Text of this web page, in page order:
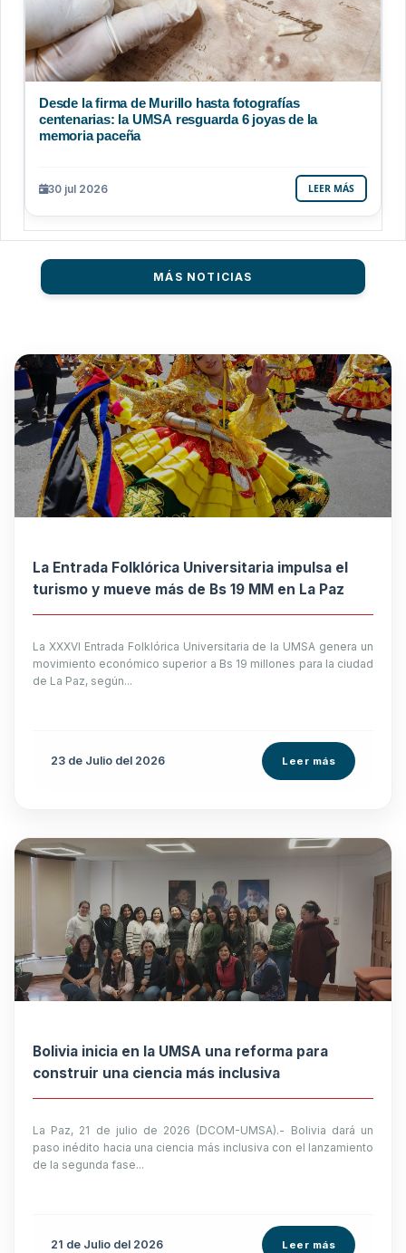
Desde la firma de Murillo hasta fotografías
centenarias: la UMSA resguarda 6 joyas de la
memoria paceña
30 jul 2026 LEER MÁS
MÁS NOTICIAS
La Entrada Folklórica Universitaria impulsa el
turismo y mueve más de Bs 19 MM en La Paz
La XXXVI Entrada Folklórica Universitaria de la UMSA genera un
movimiento económico superior a Bs 19 millones para la ciudad
de La Paz, según...
23 de Julio del 2026 Leer más
Bolivia inicia en la UMSA una reforma para
construir una ciencia más inclusiva
La Paz, 21 de julio de 2026 (DCOM-UMSA).- Bolivia dará un
paso inédito hacia una ciencia más inclusiva con el lanzamiento
de la segunda fase...
21 de Julio del 2026 Leer más